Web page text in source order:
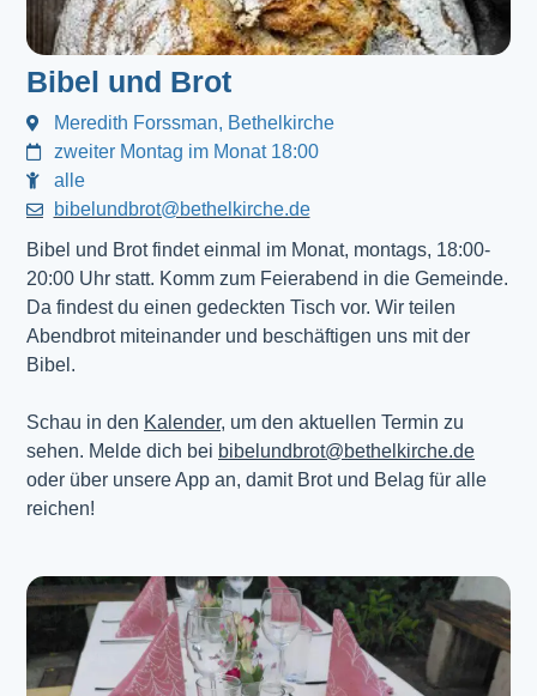
Bibel und Brot
Meredith Forssman, Bethelkirche
zweiter Montag im Monat 18:00
alle
bibelundbrot@bethelkirche.de
Bibel und Brot findet einmal im Monat, montags, 18:00-
20:00 Uhr statt. Komm zum Feierabend in die Gemeinde.
Da findest du einen gedeckten Tisch vor. Wir teilen
Abendbrot miteinander und beschäftigen uns mit der
Bibel.
Schau in den Kalender, um den aktuellen Termin zu
sehen. Melde dich bei bibelundbrot@bethelkirche.de
oder über unsere App an, damit Brot und Belag für alle
reichen!